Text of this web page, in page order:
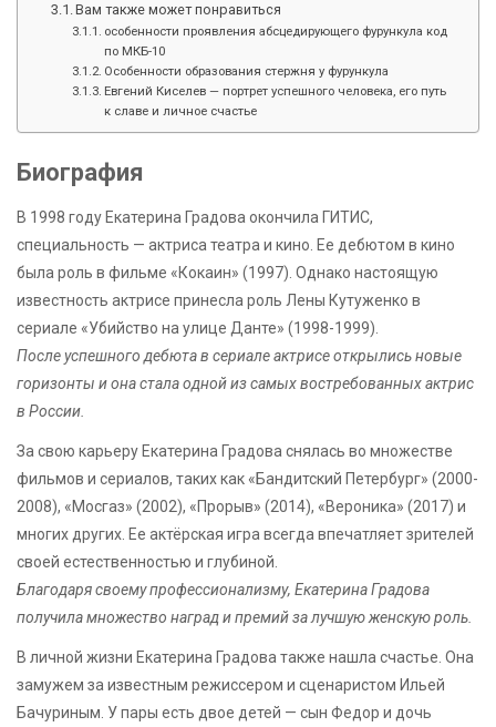
Вам также может понравиться
особенности проявления абсцедирующего фурункула код
по МКБ-10
Особенности образования стержня у фурункула
Евгений Киселев — портрет успешного человека, его путь
к славе и личное счастье
Биография
В 1998 году Екатерина Градова окончила ГИТИС,
специальность — актриса театра и кино. Ее дебютом в кино
была роль в фильме «Кокаин» (1997). Однако настоящую
известность актрисе принесла роль Лены Кутуженко в
сериале «Убийство на улице Данте» (1998-1999).
После успешного дебюта в сериале актрисе открылись новые
горизонты и она стала одной из самых востребованных актрис
в России.
За свою карьеру Екатерина Градова снялась во множестве
фильмов и сериалов, таких как «Бандитский Петербург» (2000-
2008), «Мосгаз» (2002), «Прорыв» (2014), «Вероника» (2017) и
многих других. Ее актёрская игра всегда впечатляет зрителей
своей естественностью и глубиной.
Благодаря своему профессионализму, Екатерина Градова
получила множество наград и премий за лучшую женскую роль.
В личной жизни Екатерина Градова также нашла счастье. Она
замужем за известным режиссером и сценаристом Ильей
Бачуриным. У пары есть двое детей — сын Федор и дочь